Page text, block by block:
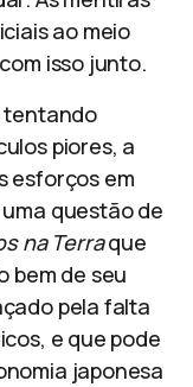
ao meio
isso junto.
tentando
piores, a
esforços em
questão de
na Terraque
bem de seu
pela falta
e que pode
japonesa